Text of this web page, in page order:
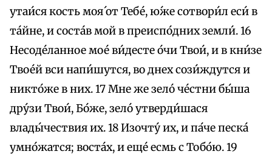
утаи́ся кость моя́ от Тебе́, ю́же сотвори́л еси́ в
та́йне, и соста́в мой в преиспо́дних земли́. 16
Несоде́ланное мое́ ви́десте о́чи Твои́, и в кни́зе
Твое́й вси напи́шутся, во днех сози́ждутся и
никто́же в них. 17 Мне же зело́ че́стни бы́ша
дру́зи Твои́, Бо́же, зело́ утверди́шася
влады́чествия их. 18 Изочту́ их, и па́че песка́
умно́жатся; воста́х, и еще́ есмь с Тобо́ю. 19